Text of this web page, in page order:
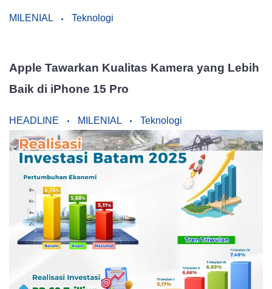
MILENIAL Teknologi
Apple Tawarkan Kualitas Kamera yang Lebih
Baik di iPhone 15 Pro
HEADLINE MILENIAL Teknologi